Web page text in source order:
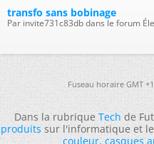
transfo sans bobinage
Par invite731c83db dans le forum
Fuseau horaire GMT
Dans la rubriqueTechde
produitssur l'informatique et
couleur,casques